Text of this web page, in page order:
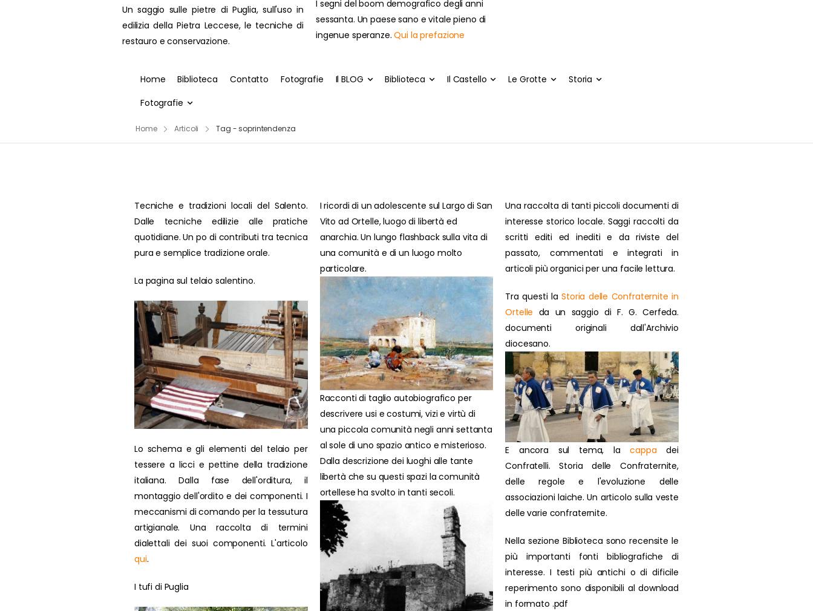
Un saggio sulle pietre di Puglia, sull'uso in
edilizia della Pietra Leccese, le tecniche di
restauro e conservazione.
I segni del boom demografico degli anni
sessanta. Un paese sano e vitale pieno di
ingenue speranze.Qui la prefazione
Home Biblioteca Contatto Fotografie Il BLOG Biblioteca Il Castello Le Grotte
Storia
Fotografie
Home Articoli Tag - soprintendenza
Tecniche e tradizioni locali del Salento.
Dalle tecniche edilizie alle pratiche
quotidiane. Un po di contributi tra tecnica
pura e semplice tradizione orale.
La pagina sul telaio salentino.
Lo schema e gli elementi del telaio per
tessere a licci e pettine della tradizione
italiana. Dalla fase dell'orditura, il
montaggio dell'ordito e dei componenti. I
meccanismi di comando per la tessutura
artigianale. Una raccolta di termini
dialettali dei suoi componenti. L'articolo
qui.
I tufi di Puglia
I ricordi di un adolescente sul Largo di San
Vito ad Ortelle, luogo di libertà ed
anarchia. Un lungo flashback sulla vita di
una comunità e di un luogo molto
particolare.
Racconti di taglio autobiografico per
descrivere usi e costumi, vizi e virtù di
una piccola comunità negli anni settanta
al sole di uno spazio antico e misterioso.
Dalla descrizione dei luoghi alle tante
libertà che su questi spazi la comunità
ortellese ha svolto in tanti secoli.
Una raccolta di tanti piccoli documenti di
interesse storico locale. Saggi raccolti da
scritti editi ed inediti e da riviste del
passato, commentati e integrati in
articoli più organici per una facile lettura.
Tra questi laStoria delle Confraternite in
Ortelle da un saggio di F. G. Cerfeda.
documenti originali dall'Archivio
diocesano.
E ancora sul tema, lacappa dei
Confratelli. Storia delle Confraternite,
delle regole e l'evoluzione delle
associazioni laiche. Un articolo sulla veste
delle varie confraternite.
Nella sezione Biblioteca sono recensite le
più importanti fonti bibliografiche di
interesse. I testi più antichi o di dificile
reperimento sono disponibili al download
in formato .pdf